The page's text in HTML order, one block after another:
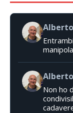
Non ho